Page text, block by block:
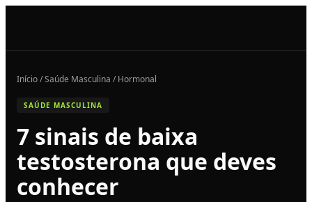
Início / Saúde Masculina / Hormonal
SAÚDE MASCULINA
7 sinais de baixa
testosterona que deves
conhecer